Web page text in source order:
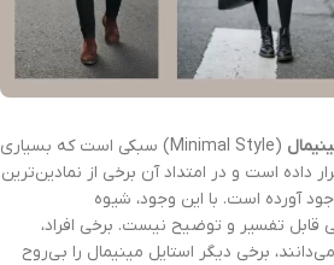
(Minimal Style) سبکی است که بسیاری
داده است و در امتداد آن برخی از نمادین‌ترین
آورده است. با این وجود، شیوه
قابل تفسیر و توضیح نیست. برخی افراد،
برخی دیگر استایل مینیمال را بی‌روح